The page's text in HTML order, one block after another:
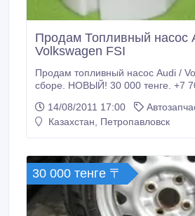
Продам Топливный насос
Volkswagen FSI
Продам топливный насос Audi /
сборе. НОВЫЙ! 30 000 тенге. +7
14/08/2011 17:00
Казахстан, Петропавловск
30 000 тенге 〒